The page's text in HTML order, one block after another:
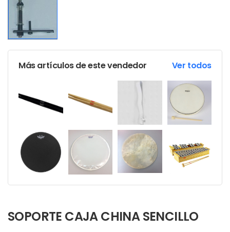
Más artículos de este vendedor Ver todos
SOPORTE CAJA CHINA SENCILLO